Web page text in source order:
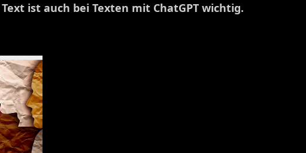
ist auch bei Texten mit ChatGPT wichtig.